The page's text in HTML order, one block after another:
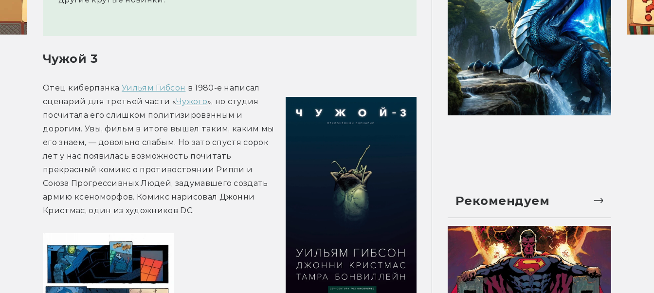
Чужой 3
Отец киберпанка Уильям Гибсон в 1980-е написал
сценарий для третьей части «Чужого», но студия
посчитала его слишком политизированным и
дорогим. Увы, фильм в итоге вышел таким, каким мы
его знаем, — довольно слабым. Но зато спустя сорок
лет у нас появилась возможность почитать
прекрасный комикс о противостоянии Рипли и
Союза Прогрессивных Людей, задумавшего создать
армию ксеноморфов. Комикс нарисовал Джонни
Кристмас, один из художников DC.
Рекомендуем